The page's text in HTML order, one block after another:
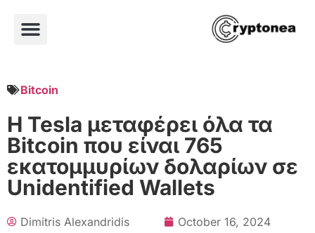
Bitcoin
Η Tesla μεταφέρει όλα τα
Bitcoin που είναι 765
εκατομμυρίων δολαρίων σε
Unidentified Wallets
Dimitris Alexandridis
October 16, 2024